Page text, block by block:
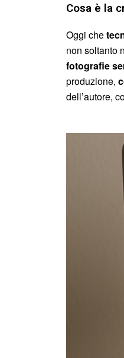
Cosa è la
Oggi che
non soltanto
fotografie
produzione,
dell’autore,